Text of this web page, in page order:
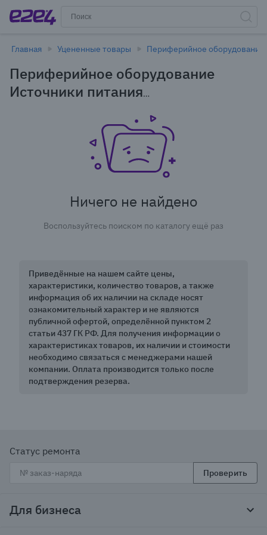
Главная Уцененные товары Периферийное оборудование
Периферийное оборудование
Источники питания
ОПС, электроинструмента
Оригинальные аккумуляторные
батареи для ИБП в Новосибирске -
Ничего не найдено
Воспользуйтесь поиском по каталогу ещё раз
Приведённые на нашем сайте цены,
характеристики, количество товаров, а также
информация об их наличии на складе носят
ознакомительный характер и не являются
публичной офертой, определённой пунктом 2
статьи 437 ГК РФ. Для получения информации о
характеристиках товаров, их наличии и стоимости
необходимо связаться с менеджерами нашей
компании. Оплата производится только после
подтверждения резерва.
Статус ремонта
Проверить
Для бизнеса